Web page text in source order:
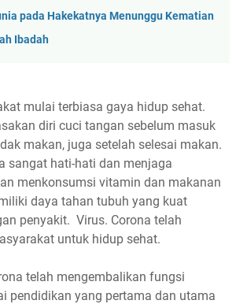
pada Hakekatnya Menunggu Kematian
Ibadah
mulai terbiasa gaya hidup sehat.
diri cuci tangan sebelum masuk
makan, juga setelah selesai makan.
sangat hati-hati dan menjaga
menkonsumsi vitamin dan makanan
daya tahan tubuh yang kuat
penyakit. Virus. Corona telah
untuk hidup sehat.
telah mengembalikan fungsi
pendidikan yang pertama dan utama